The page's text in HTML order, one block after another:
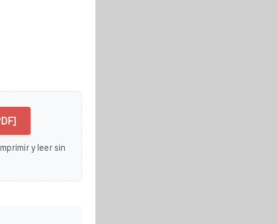
y leer sin